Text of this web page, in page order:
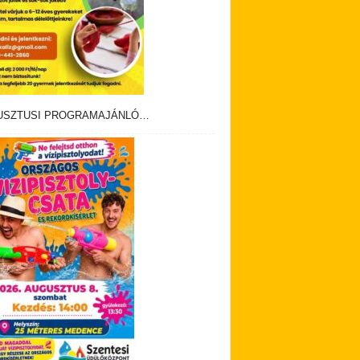
PROGRAMAJÁNLÓ…